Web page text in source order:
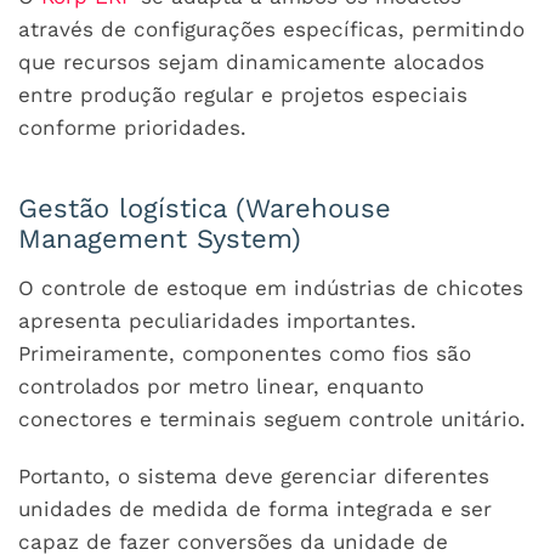
através de configurações específicas, permitindo
que recursos sejam dinamicamente alocados
entre produção regular e projetos especiais
conforme prioridades.
Gestão logística (Warehouse
Management System)
O controle de estoque em indústrias de chicotes
apresenta peculiaridades importantes.
Primeiramente, componentes como fios são
controlados por metro linear, enquanto
conectores e terminais seguem controle unitário.
Portanto, o sistema deve gerenciar diferentes
unidades de medida de forma integrada e ser
capaz de fazer conversões da unidade de